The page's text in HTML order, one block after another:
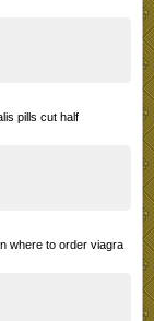
pills cut half
where to order viagra